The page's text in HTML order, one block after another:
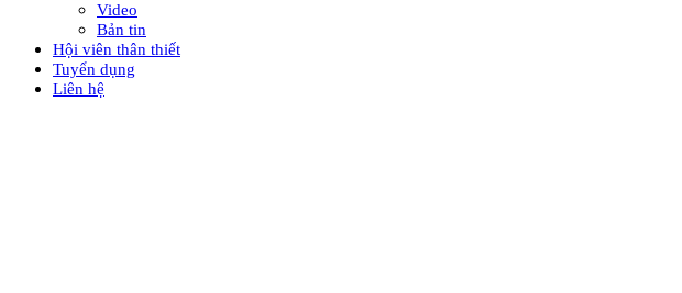
Video
Bản tin
Hội viên thân thiết
Tuyển dụng
Liên hệ